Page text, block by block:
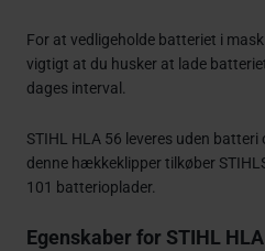
For at vedligeholde batteriet i
vigtigt at du husker at lade
dages interval.
STIHL HLA 56 leveres uden
denne hækkeklipper tilkøber
101 batterioplader.
Egenskaber for STIHL